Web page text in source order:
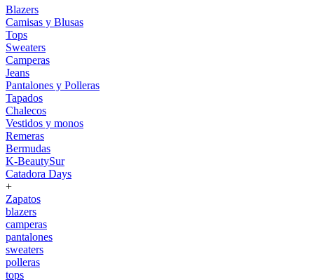
Blazers
Camisas y Blusas
Tops
Sweaters
Camperas
Jeans
Pantalones y Polleras
Tapados
Chalecos
Vestidos y monos
Remeras
Bermudas
K-BeautySur
Catadora Days
+
Zapatos
blazers
camperas
pantalones
sweaters
polleras
tops